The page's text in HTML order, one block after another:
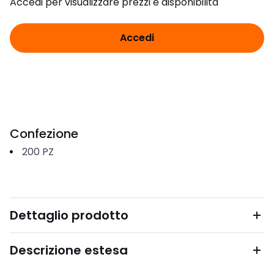
Accedi
Confezione
200 PZ
Dettaglio prodotto
Descrizione estesa